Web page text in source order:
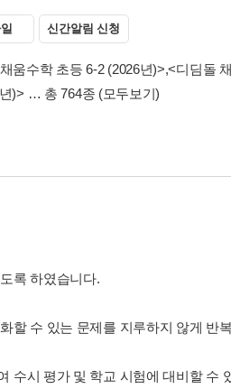
신간알림 신청
움수학 초등 6-2 (2026년)>,<디딤돌
)> … 총 764종 (모두보기)
록 하였습니다.
할 수 있는 문제를 지루하지 않게 반
수시 평가 및 학교 시험에 대비할 수